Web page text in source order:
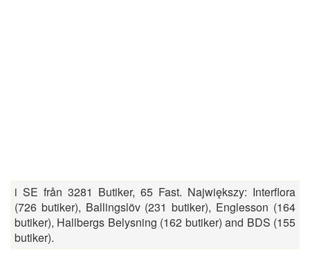
i SE från 3281 Butiker, 65 Fast. Największy: Interflora
(726 butiker), Ballingslöv (231 butiker), Englesson (164
butiker), Hallbergs Belysning (162 butiker) and BDS (155
butiker).